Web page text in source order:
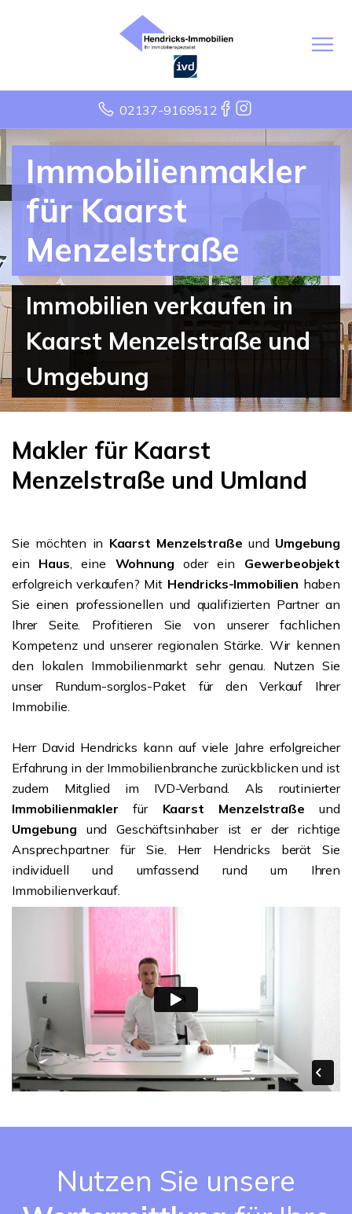
02137-9169512
Immobilienmakler
für Kaarst
Menzelstraße
Immobilien verkaufen in
Kaarst Menzelstraße und
Umgebung
Makler für Kaarst
Menzelstraße und Umland
Sie möchten in Kaarst Menzelstraßeund Umgebung
ein Haus, eine Wohnungoder ein Gewerbeobjekt
erfolgreich verkaufen? Mit Hendricks-Immobilien haben
Sie einen professionellen und qualifizierten Partner an
Ihrer Seite. Profitieren Sie von unserer fachlichen
Kompetenz und unserer regionalen Stärke. Wir kennen
den lokalen Immobilienmarkt sehr genau. Nutzen Sie
unser Rundum-sorglos-Paket für den Verkauf Ihrer
Immobilie.
Herr David Hendricks kann auf viele Jahre erfolgreicher
Erfahrung in der Immobilienbranche zurückblicken und ist
zudem Mitglied im IVD-Verband. Als routinierter
Immobilienmaklerfür Kaarst Menzelstraßeund
Umgebung und Geschäftsinhaber ist er der richtige
Ansprechpartner für Sie. Herr Hendricks berät Sie
individuell und umfassend rund um Ihren
Immobilienverkauf.
Nutzen Sie unsere